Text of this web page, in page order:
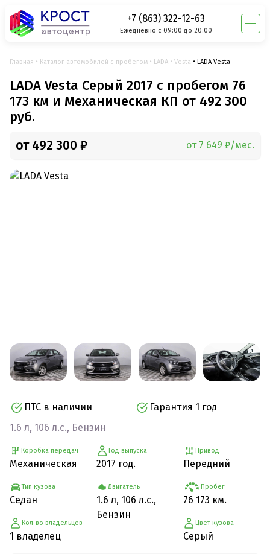
+7 (863) 322-12-63
Ежедневно с 09:00 до 20:00
Главная Каталог автомобилей с пробегом LADA Vesta LADA Vesta
LADA Vesta Серый 2017 с пробегом 76
173 км и Механическая КП от 492 300
руб.
от 492 300 ₽ от 7 649 ₽/мес.
ПТС в наличии
Гарантия 1 год
1.6 л, 106 л.с., Бензин
Коробка передач
Механическая
Тип кузова
Седан
Кол-во владельцев
1 владелец
Год выпуска
2017 год.
Двигатель
1.6 л, 106 л.с.,
Бензин
Привод
Передний
Пробег
76 173 км.
Цвет кузова
Серый